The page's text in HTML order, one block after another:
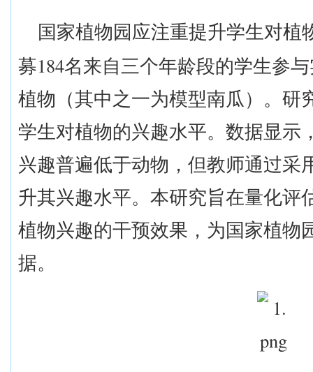
国家植物园应注重提升学生对植
募184名来自三个年龄段的学生参
植物（其中之一为模型南瓜）。研
学生对植物的兴趣水平。 数据显示
兴趣普遍低于动物，但教师通过采
升其兴趣水平。本研究旨在量化评
植物兴趣的干预效果，为国家植物
据。